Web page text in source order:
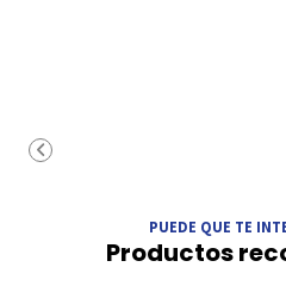
PUEDE QUE TE
Productos